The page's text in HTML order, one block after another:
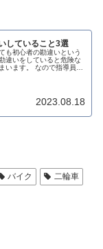
していること3選
も初心者の勘違いという
違いをしていると危険な
います。 なので指導員の
2023.08.18
バイク
二輪車